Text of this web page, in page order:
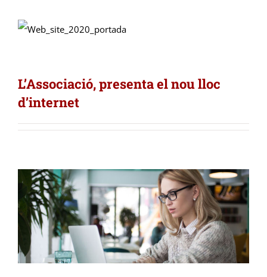
L’Associació, presenta el nou lloc
d’internet